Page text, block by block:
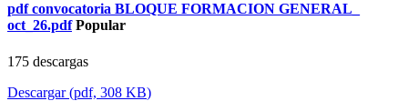
pdf convocatoria BLOQUE FORMACION GENERAL_
oct_26.pdf Popular
175 descargas
Descargar(pdf, 308 KB)